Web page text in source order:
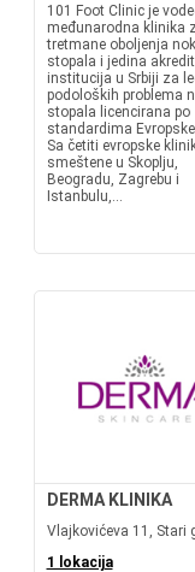
101 Foot Clinic je
međunarodna klinika
tretmane oboljenja
stopala i jedina
institucija u Srbiji za
podoloških problema
stopala licencirana po
standardima
Sa četiti evropske
smeštene u Skoplju,
Beogradu, Zagrebu i
Istanbulu,...
DERMA KLINIKA
Vlajkovićeva 11, Stari
1 lokacija